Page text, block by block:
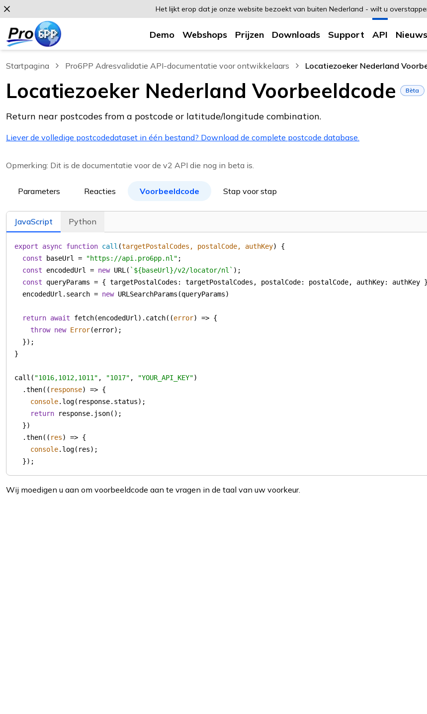
Het lijkt erop dat je onze website bezoekt van buiten Nederland - wilt u
Demo Webshops Prijzen Downloads Support API Nieuws
Startpagina Pro6PP Adresvalidatie API-documentatie voor ontwikkelaars Locatiezoeker Nederland
, current page
Locatiezoeker Nederland Voorbeeldcode Bèta
Return near postcodes from a postcode or latitude/longitude combination.
Liever de volledige postcodedataset in één bestand? Download de complete postcode database.
Opmerking: Dit is de documentatie voor de v2 API die nog in beta is.
Parameters Reacties Voorbeeldcode Stap voor stap
JavaScript Python
export async function call (targetPostalCodes, postalCode, authKey)
const baseUrl = "https://api.pro6pp.nl"
const encodedUrl = new URL( ` ${baseUrl}/v2/locator/nl`
const queryParams = { targetPostalCodes : targetPostalCodes, postalCode: postalCode, authKey
  encodedUrl.search =
new
return await fetch(encodedUrl).catch( (error) =>
throw new Error
call( "1016,1012,1011" , "1017" , "YOUR_API_KEY"
  .then(
( response) =>
console
return
  .then(
( res) =>
console
  });
Wij moedigen u aan om voorbeeldcode aan te vragen in de taal van uw voorkeur.